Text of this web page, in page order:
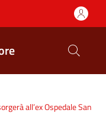
all’ex Ospedale San